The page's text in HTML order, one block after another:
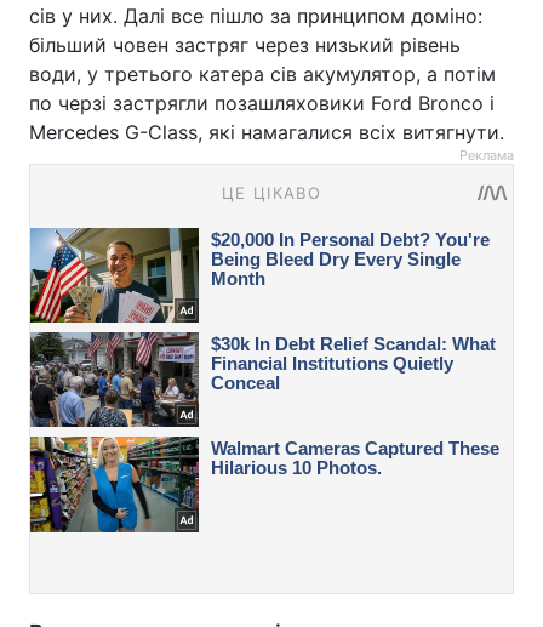
сів у них. Далі все пішло за принципом доміно:
більший човен застряг через низький рівень
води, у третього катера сів акумулятор, а потім
по черзі застрягли позашляховики Ford Bronco і
Mercedes G-Class, які намагалися всіх витягнути.
Реклама